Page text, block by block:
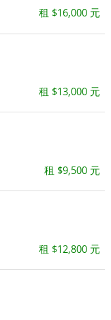
租 $16,000 元
租 $13,000 元
租 $9,500 元
租 $12,800 元